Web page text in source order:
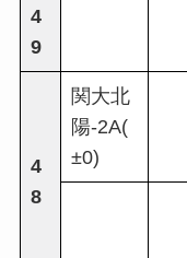
4
9
4
8
関大北
陽-2A(
±0)